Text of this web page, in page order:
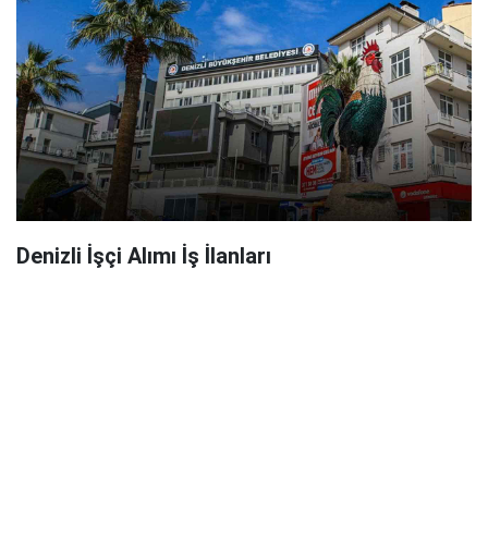
Denizli İşçi Alımı İş İlanları